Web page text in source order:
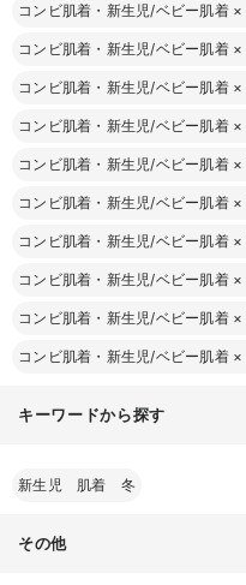
コンビ肌着・新生児/ベビー肌着 ×
コンビ肌着・新生児/ベビー肌着 ×
コンビ肌着・新生児/ベビー肌着 ×
コンビ肌着・新生児/ベビー肌着 ×
コンビ肌着・新生児/ベビー肌着 ×
コンビ肌着・新生児/ベビー肌着 ×
コンビ肌着・新生児/ベビー肌着 ×
コンビ肌着・新生児/ベビー肌着 ×
コンビ肌着・新生児/ベビー肌着 ×
コンビ肌着・新生児/ベビー肌着 ×
キーワードから探す
新生児 肌着 冬
その他